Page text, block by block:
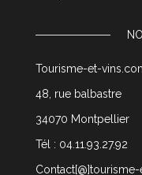
Tourisme-et-
48, rue balbastre
34070 Montpellier
Tél : 04.11.93.27.92